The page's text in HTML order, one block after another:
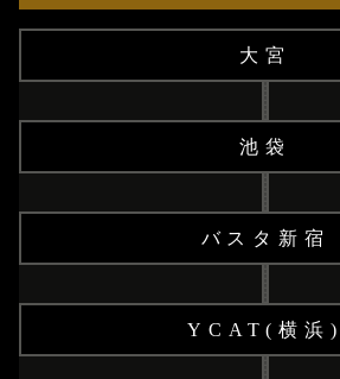
大宮
池袋
バスタ新宿
YCAT(横浜)